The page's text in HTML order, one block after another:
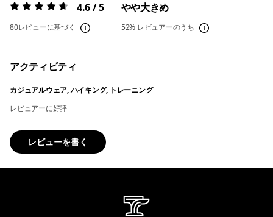
評価:4.6 / 5 4.6 / 5
80レビューに基づく
やや大きめ
52% レビュアーのうち
アクティビティ
カジュアルウェア, ハイキング, トレーニング
レビュアーに好評
レビューを書く